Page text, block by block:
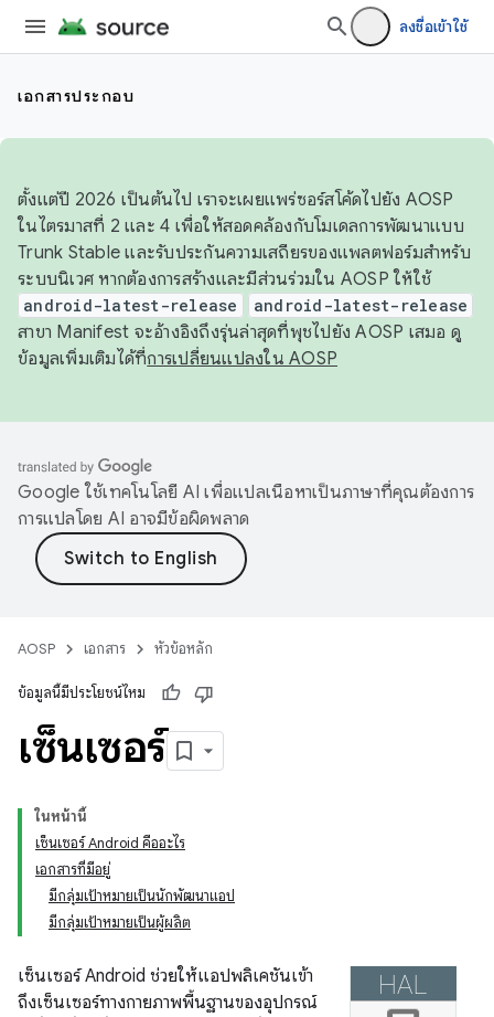
ลงชื่อเข้าใช้
เอกสารประกอบ
ตั้งแต่ปี 2026 เป็นต้นไป เราจะเผยแพร่ซอร์สโค้ดไปยัง AOSP
ในไตรมาสที่ 2 และ 4 เพื่อให้สอดคล้องกับโมเดลการพัฒนาแบบ
Trunk Stable และรับประกันความเสถียรของแพลตฟอร์มสำหรับ
ระบบนิเวศ หากต้องการสร้างและมีส่วนร่วมใน AOSP ให้ใช้
android-latest-release android-latest-release
สาขา Manifest จะอ้างอิงถึงรุ่นล่าสุดที่พุชไปยัง AOSP เสมอ ดู
ข้อมูลเพิ่มเติมได้ที่การเปลี่ยนแปลงใน AOSP
Google ใช้เทคโนโลยี AI เพื่อแปลเนื้อหาเป็นภาษาที่คุณต้องการ
การแปลโดย AI อาจมีข้อผิดพลาด
AOSP เอกสาร หัวข้อหลัก
ข้อมูลนี้มีประโยชน์ไหม
เซ็นเซอร์
ในหน้านี้
เซ็นเซอร์ Android คืออะไร
เอกสารที่มีอยู่
มีกลุ่มเป้าหมายเป็นนักพัฒนาแอป
มีกลุ่มเป้าหมายเป็นผู้ผลิต
เซ็นเซอร์ Android ช่วยให้แอปพลิเคชันเข้า
ถึงเซ็นเซอร์ทางกายภาพพื้นฐานของอุปกรณ์